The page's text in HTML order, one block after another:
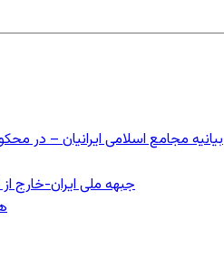
بیانیه مجامع اسلامی ایرانیان – در
جبهه ملی ایران-خارج